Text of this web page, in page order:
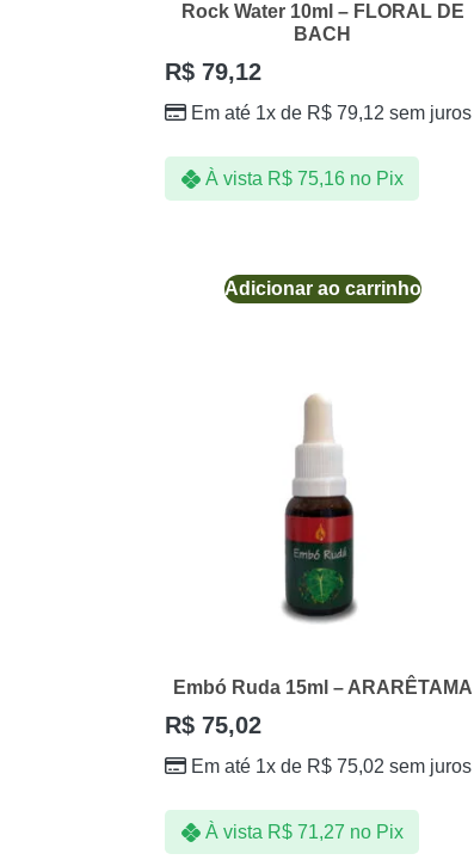
Rock Water 10ml – FLORAL DE
BACH
R$ 79,12
Em até 1x de R$ 79,12 sem juros
À vista R$75,16 no Pix
Adicionar ao carrinho
Embó Ruda 15ml – ARARÊTAMA
R$ 75,02
Em até 1x de R$ 75,02 sem juros
À vista R$71,27 no Pix